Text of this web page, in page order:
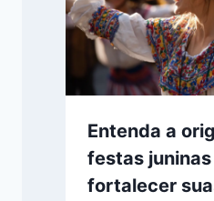
Entenda a
festas
fortalecer